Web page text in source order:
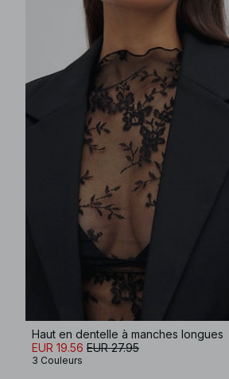
Haut en dentelle à manches longues
EUR 19.56 EUR 27.95
3 Couleurs